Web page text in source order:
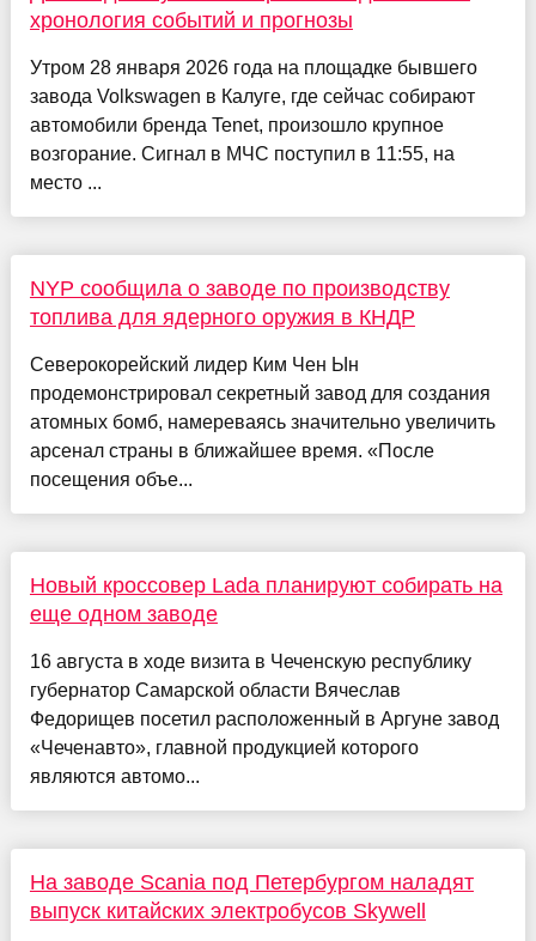
хронология событий и прогнозы
Утром 28 января 2026 года на площадке бывшего
завода Volkswagen в Калуге, где сейчас собирают
автомобили бренда Tenet, произошло крупное
возгорание. Сигнал в МЧС поступил в 11:55, на
место ...
NYP сообщила о заводе по производству
топлива для ядерного оружия в КНДР
Северокорейский лидер Ким Чен Ын
продемонстрировал секретный завод для создания
атомных бомб, намереваясь значительно увеличить
арсенал страны в ближайшее время. «После
посещения объе...
Новый кроссовер Lada планируют собирать на
еще одном заводе
16 августа в ходе визита в Чеченскую республику
губернатор Самарской области Вячеслав
Федорищев посетил расположенный в Аргуне завод
«Чеченавто», главной продукцией которого
являются автомо...
На заводе Scania под Петербургом наладят
выпуск китайских электробусов Skywell